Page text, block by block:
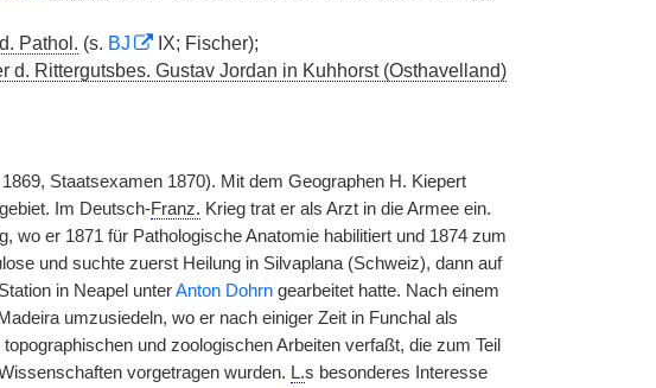
Pathol. (s. BJ
IX; Fischer);
d. Rittergutsbes. Gustav Jordan in Kuhhorst (Osthavelland)
1869, Staatsexamen 1870). Mit dem Geographen H. Kiepert
Im Deutsch-Franz. Krieg trat er als Arzt in die Armee ein.
wo er 1871 für Pathologische Anatomie habilitiert und 1874 zum
und suchte zuerst Heilung in Silvaplana (Schweiz), dann auf
in Neapel unterAnton Dohrngearbeitet hatte. Nach einem
umzusiedeln, wo er nach einiger Zeit in Funchal als
und zoologischen Arbeiten verfaßt, die zum Teil
vorgetragen wurden. L.s besonderes Interesse